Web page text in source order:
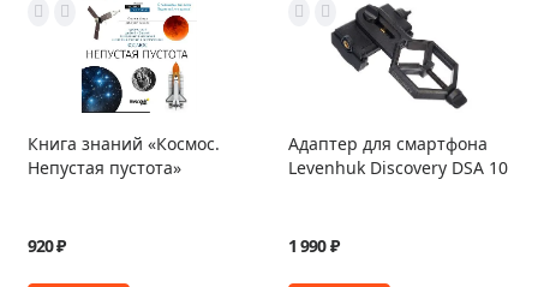
Книга знаний «Космос.
Непустая пустота»
920 ₽
Адаптер для смартфона
Levenhuk Discovery DSA 10
1 990 ₽